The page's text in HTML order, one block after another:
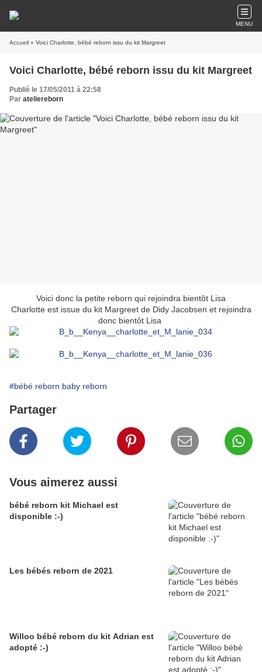
MENU
Accueil » Voici Charlotte, bébé reborn issu du kit Margreet
Voici Charlotte, bébé reborn issu du kit Margreet
Publié le 17/05/2011 à 22:58
Par ateliereborn
Voici donc la petite reborn qui rejoindra bientôt Lisa
Charlotte est issue du kit Margreet de Didy Jacobsen et rejoindra
donc bientôt Lisa
#bébé reborn baby reborn
Partager
Vous aimerez aussi
bébé reborn kit Michael est
disponible :-)
Les bébés reborn de 2021
Willoo bébé reborn du kit Adrian est
adopté :-)